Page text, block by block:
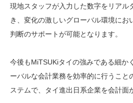
現地スタッフが入力した数字をリアル
き、変化の激しいグローバル環境にお
判断のサポートが可能となります。
今後もMiTSUKiタイの強みである細か
ーバルな会計業務を効率的に行うこと
ステムで、タイ進出日系企業を会計面